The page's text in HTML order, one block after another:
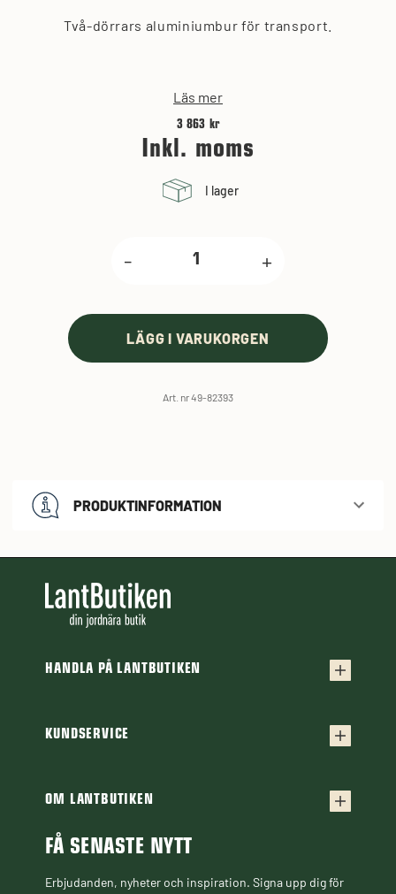
Två-dörrars aluminiumbur för transport.
Läs mer
3 863 kr
Inkl. moms
I lager
- +
LÄGG I VARUKORGEN
Art. nr 49-82393
PRODUKTINFORMATION
HANDLA PÅ LANTBUTIKEN
Frakt & leverans
Finansiering
Guider & Artiklar
Black Week
KUNDSERVICE
Frågor & svar
Cookiepolicy
OM LANTBUTIKEN
Om Lantbutiken
FÅ SENASTE NYTT
Erbjudanden, nyheter och inspiration. Signa upp dig för